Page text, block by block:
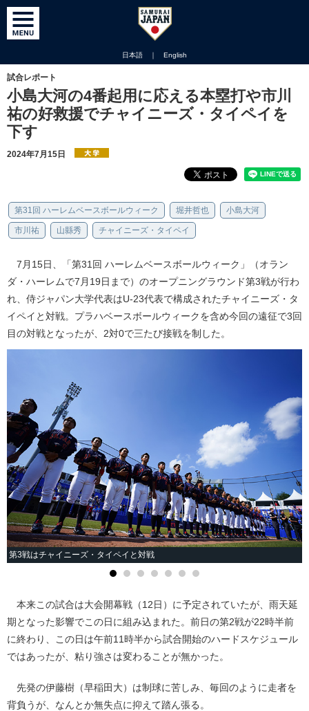
日本語 ｜ English
試合レポート
小島大河の4番起用に応える本塁打や市川
祐の好救援でチャイニーズ・タイペイを
下す
2024年7月15日
第31回 ハーレムベースボールウィーク 堀井哲也 小島大河
市川祐 山縣秀 チャイニーズ・タイペイ
7月15日、「第31回 ハーレムベースボールウィーク」（オラン
ダ・ハーレムで7月19日まで）のオープニングラウンド第3戦が行わ
れ、侍ジャパン大学代表はU-23代表で構成されたチャイニーズ・タ
イペイと対戦。プラハベースボールウィークを含め今回の遠征で3回
目の対戦となったが、2対0で三たび接戦を制した。
第3戦はチャイニーズ・タイペイと対戦
本来この試合は大会開幕戦（12日）に予定されていたが、雨天延
期となった影響でこの日に組み込まれた。前日の第2戦が22時半前
に終わり、この日は午前11時半から試合開始のハードスケジュール
ではあったが、粘り強さは変わることが無かった。
先発の伊藤樹（早稲田大）は制球に苦しみ、毎回のように走者を
背負うが、なんとか無失点に抑えて踏ん張る。